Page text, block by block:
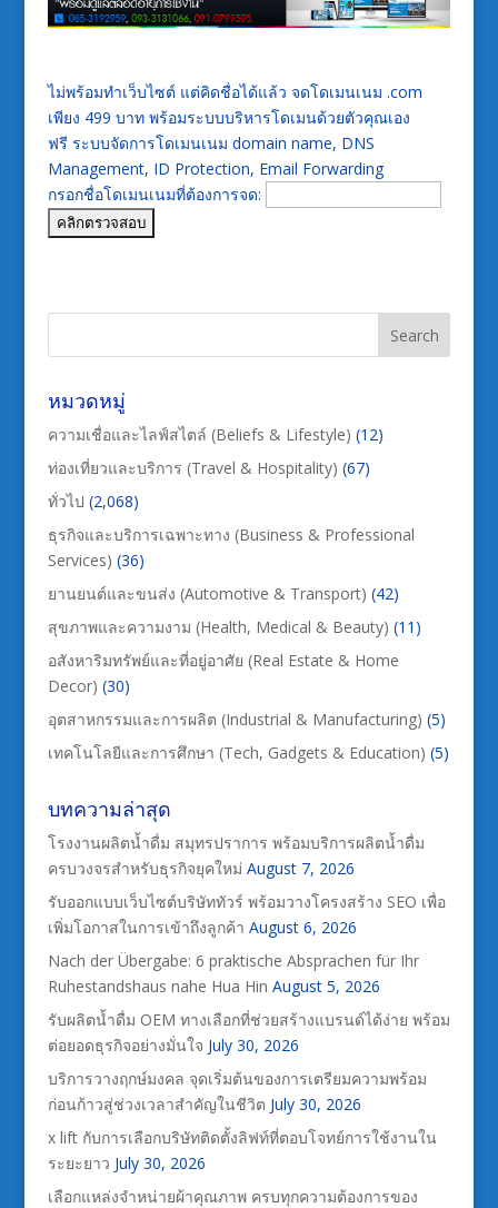
ไม่พร้อมทำเว็บไซต์ แต่คิดชื่อได้แล้ว จดโดเมนเนม .com
เพียง 499 บาท พร้อมระบบบริหารโดเมนด้วยตัวคุณเอง
ฟรี ระบบจัดการโดเมนเนม domain name, DNS
Management, ID Protection, Email Forwarding
กรอกชื่อโดเมนเนมที่ต้องการจด:
หมวดหมู่
ความเชื่อและไลฟ์สไตล์ (Beliefs & Lifestyle) (12)
ท่องเที่ยวและบริการ (Travel & Hospitality) (67)
ทั่วไป (2,068)
ธุรกิจและบริการเฉพาะทาง (Business & Professional
Services) (36)
ยานยนต์และขนส่ง (Automotive & Transport) (42)
สุขภาพและความงาม (Health, Medical & Beauty) (11)
อสังหาริมทรัพย์และที่อยู่อาศัย (Real Estate & Home
Decor) (30)
อุตสาหกรรมและการผลิต (Industrial & Manufacturing) (5)
เทคโนโลยีและการศึกษา (Tech, Gadgets & Education) (5)
บทความล่าสุด
โรงงานผลิตน้ำดื่ม สมุทรปราการ พร้อมบริการผลิตน้ำดื่ม
ครบวงจรสำหรับธุรกิจยุคใหม่ August 7, 2026
รับออกแบบเว็บไซต์บริษัททัวร์ พร้อมวางโครงสร้าง SEO เพื่อ
เพิ่มโอกาสในการเข้าถึงลูกค้า August 6, 2026
Nach der Übergabe: 6 praktische Absprachen für Ihr
Ruhestandshaus nahe Hua Hin August 5, 2026
รับผลิตน้ำดื่ม OEM ทางเลือกที่ช่วยสร้างแบรนด์ได้ง่าย พร้อม
ต่อยอดธุรกิจอย่างมั่นใจ July 30, 2026
บริการวางฤกษ์มงคล จุดเริ่มต้นของการเตรียมความพร้อม
ก่อนก้าวสู่ช่วงเวลาสำคัญในชีวิต July 30, 2026
x lift กับการเลือกบริษัทติดตั้งลิฟท์ที่ตอบโจทย์การใช้งานใน
ระยะยาว July 30, 2026
เลือกแหล่งจำหน่ายผ้าคุณภาพ ครบทุกความต้องการของ